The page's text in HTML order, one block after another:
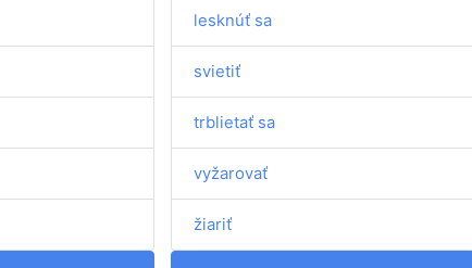
lesknúť sa
svietiť
trblietať sa
vyžarovať
žiariť